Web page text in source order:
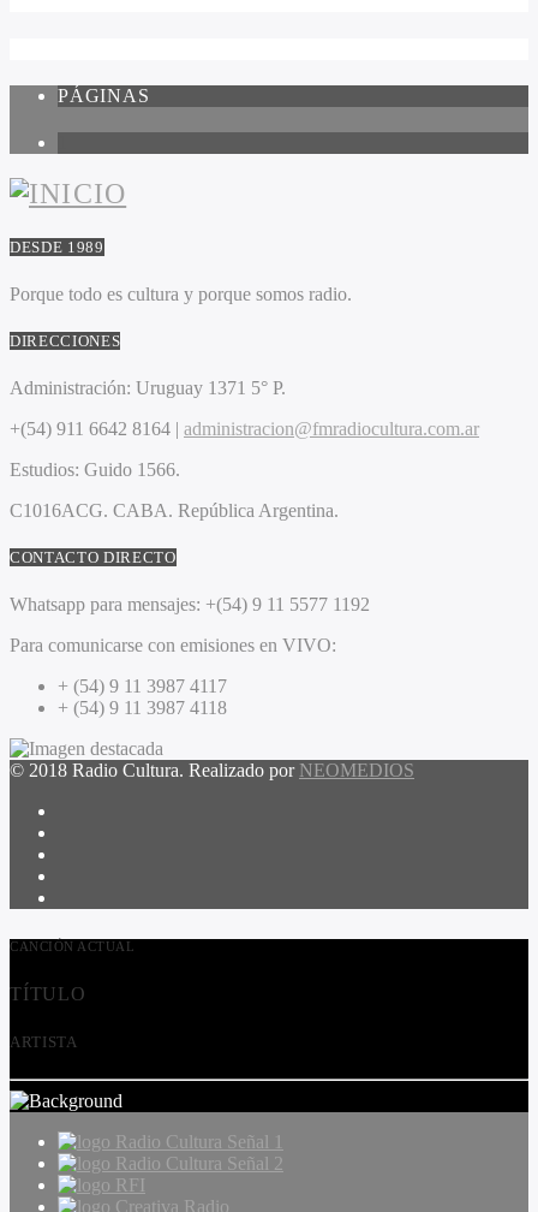
PÁGINAS
DESDE 1989
Porque todo es cultura y porque somos radio.
DIRECCIONES
Administración: Uruguay 1371 5° P.
+(54) 911 6642 8164 | administracion@fmradiocultura.com.ar
Estudios: Guido 1566.
C1016ACG. CABA. República Argentina.
CONTACTO DIRECTO
Whatsapp para mensajes: +(54) 9 11 5577 1192
Para comunicarse con emisiones en VIVO:
+ (54) 9 11 3987 4117
+ (54) 9 11 3987 4118
© 2018 Radio Cultura. Realizado por NEOMEDIOS
CANCIÓN ACTUAL
TÍTULO
ARTISTA
Radio Cultura Señal 1
Radio Cultura Señal 2
RFI
Creativa Radio